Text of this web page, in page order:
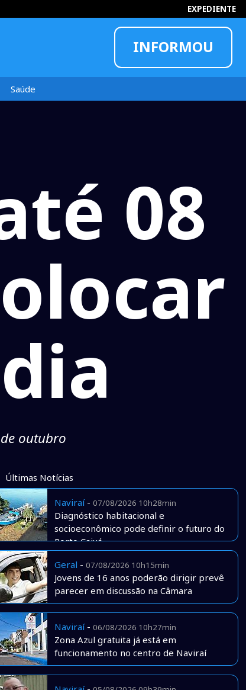
EXPEDIENTE
INFORMOU
Saúde
08
outubro
Últimas Notícias
Naviraí- 07/08/2026 10h28min
Diagnóstico habitacional e
socioeconômico pode definir o futuro do
Porto Caiuá
Geral - 07/08/2026 10h15min
Jovens de 16 anos poderão dirigir prevê
parecer em discussão na Câmara
Naviraí- 06/08/2026 10h27min
Zona Azul gratuita já está em
funcionamento no centro de Naviraí